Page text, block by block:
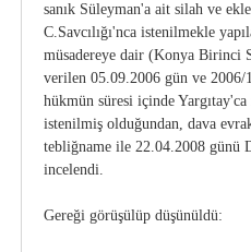
sanık Süleyman'a ait silah ve
C.Savcılığı'nca istenilmekle
müsadereye dair (Konya Birinci
verilen 05.09.2006 gün ve 2006/
hükmün süresi içinde Yargıtay'ca
istenilmiş olduğundan, dava
tebliğname ile 22.04.2008 günü
incelendi.
Gereği görüşülüp düşünüldü: